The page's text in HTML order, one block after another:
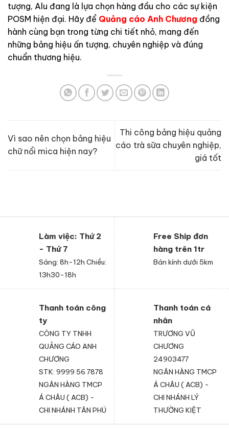
tượng, Alu đang là lựa chọn hàng đầu cho các sự kiện
POSM hiện đại. Hãy để Quảng cáo Anh Chương đồng
hành cùng bạn trong từng chi tiết nhỏ, mang đến
những bảng hiệu ấn tượng, chuyên nghiệp và đúng
chuẩn thương hiệu.
Vì sao nên chọn bảng hiệu
chữ nổi mica hiện nay?
Thi công bảng hiệu quảng
cáo trà sữa chuyên nghiệp,
giá tốt
Làm việc: Thứ 2
- Thứ 7
Sáng: 8h-12h Chiều:
13h30-18h
Free Ship đơn
hàng trên 1tr
Bán kính dưới 5km
Thanh toán công
ty
CÔNG TY TNHH
QUẢNG CÁO ANH
CHƯƠNG
STK: 9999 56 7878
NGÂN HÀNG TMCP
Á CHÂU ( ACB) -
CHI NHÁNH TÂN PHÚ
Thanh toán cá
nhân
TRƯƠNG VŨ
CHƯƠNG
24903477
NGÂN HÀNG TMCP
Á CHÂU ( ACB) -
CHI NHÁNH LÝ
THƯỜNG KIỆT